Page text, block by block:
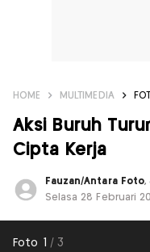
HOME MULTIMEDIA
Aksi Buruh
Cipta Kerja
Fauzan/Antara Foto,
Selasa 28 Februari
Foto 1 /3